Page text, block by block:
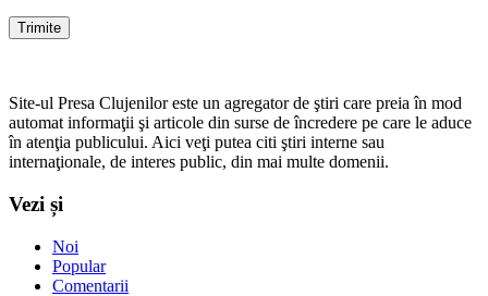
Site-ul Presa Clujenilor este un agregator de ştiri care preia în mod
automat informaţii şi articole din surse de încredere pe care le aduce
în atenţia publicului. Aici veţi putea citi ştiri interne sau
internaţionale, de interes public, din mai multe domenii.
Vezi și
Noi
Popular
Comentarii